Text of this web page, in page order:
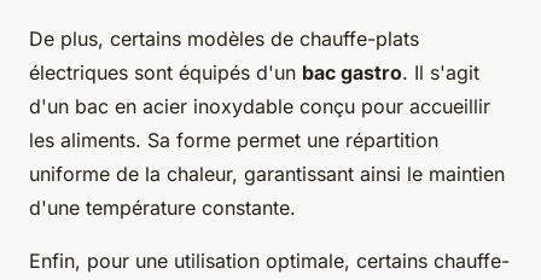
De plus, certains modèles de chauffe-plats
électriques sont équipés d'un bac gastro. Il s'agit
d'un bac en acier inoxydable conçu pour accueillir
les aliments. Sa forme permet une répartition
uniforme de la chaleur, garantissant ainsi le maintien
d'une température constante.
Enfin, pour une utilisation optimale, certains chauffe-